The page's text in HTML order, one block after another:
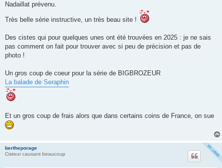
Nadaillat prévenu.
Très belle série instructive, un très beau site !
Des cistes qui pour quelques unes ont été trouvées en 2025 : je ne sais
pas comment on fait pour trouver avec si peu de précision et pas de
photo !
Un gros coup de coeur pour la série de BIGBROZEUR
La balade de Seraphin
Et un gros coup de frais alors que dans certains coins de France, on sue
bertheporage
Cisteur causant beaucoup